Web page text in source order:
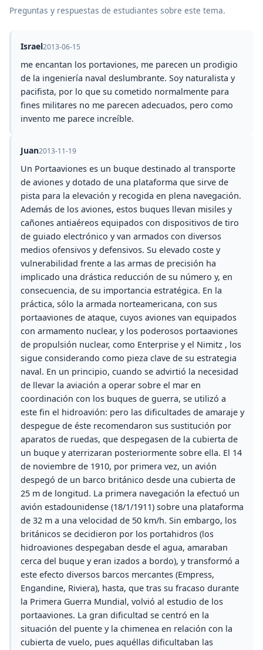
Preguntas y respuestas de estudiantes sobre este tema.
Israel2013-06-15
me encantan los portaviones, me parecen un prodigio
de la ingeniería naval deslumbrante. Soy naturalista y
pacifista, por lo que su cometido normalmente para
fines militares no me parecen adecuados, pero como
invento me parece increíble.
Juan2013-11-19
Un Portaaviones es un buque destinado al transporte
de aviones y dotado de una plataforma que sirve de
pista para la elevación y recogida en plena navegación.
Además de los aviones, estos buques llevan misiles y
cañones antiaéreos equipados con dispositivos de tiro
de guiado electrónico y van armados con diversos
medios ofensivos y defensivos. Su elevado coste y
vulnerabilidad frente a las armas de precisión ha
implicado una drástica reducción de su número y, en
consecuencia, de su importancia estratégica. En la
práctica, sólo la armada norteamericana, con sus
portaaviones de ataque, cuyos aviones van equipados
con armamento nuclear, y los poderosos portaaviones
de propulsión nuclear, como Enterprise y el Nimitz , los
sigue considerando como pieza clave de su estrategia
naval. En un principio, cuando se advirtió la necesidad
de llevar la aviación a operar sobre el mar en
coordinación con los buques de guerra, se utilizó a
este fin el hidroavión: pero las dificultades de amaraje y
despegue de éste recomendaron sus sustitución por
aparatos de ruedas, que despegasen de la cubierta de
un buque y aterrizaran posteriormente sobre ella. El 14
de noviembre de 1910, por primera vez, un avión
despegó de un barco británico desde una cubierta de
25 m de longitud. La primera navegación la efectuó un
avión estadounidense (18/1/1911) sobre una plataforma
de 32 m a una velocidad de 50 km/h. Sin embargo, los
británicos se decidieron por los portahidros (los
hidroaviones despegaban desde el agua, amaraban
cerca del buque y eran izados a bordo), y transformó a
este efecto diversos barcos mercantes (Empress,
Engandine, Riviera), hasta, que tras su fracaso durante
la Primera Guerra Mundial, volvió al estudio de los
portaaviones. La gran dificultad se centró en la
situación del puente y la chimenea en relación con la
cubierta de vuelo, pues aquéllas dificultaban las